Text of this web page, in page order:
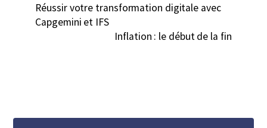
Réussir votre transformation digitale avec
Capgemini et IFS
Inflation : le début de la fin